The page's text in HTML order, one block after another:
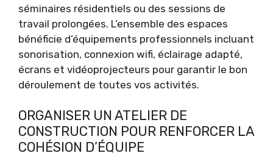
séminaires résidentiels ou des sessions de
travail prolongées. L’ensemble des espaces
bénéficie d’équipements professionnels incluant
sonorisation, connexion wifi, éclairage adapté,
écrans et vidéoprojecteurs pour garantir le bon
déroulement de toutes vos activités.
ORGANISER UN ATELIER DE
CONSTRUCTION POUR RENFORCER LA
COHÉSION D’ÉQUIPE